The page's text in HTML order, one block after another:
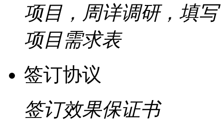
项目，周详调研，填写
项目需求表
签订协议
签订效果保证书